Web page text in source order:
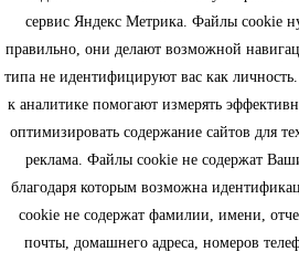
сервис Яндекс Метрика. Файлы cookie
правильно, они делают возможной
типа не идентифицируют вас как
к аналитике помогают измерять
оптимизировать содержание сайтов для
реклама. Файлы cookie не содержат
благодаря которым возможна
cookie не содержат фамилии, имени,
почты, домашнего адреса, номеров
Информация
Моя учетная запись
Контактная информация